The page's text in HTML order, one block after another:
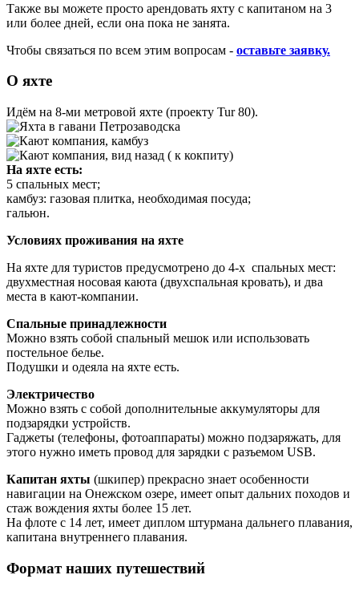
Также вы можете просто арендовать яхту с капитаном на 3
или более дней, если она пока не занята.
Чтобы связаться по всем этим вопросам - оставьте заявку.
О яхте
Идём на 8-ми метровой яхте (проекту Tur 80).
На яхте есть:
5 спальных мест;
камбуз: газовая плитка, необходимая посуда;
гальюн.
Условиях проживания на яхте
На яхте для туристов предусмотрено до 4-х спальных мест:
двухместная носовая каюта (двухспальная кровать), и два
места в кают-компании.
Спальные принадлежности
Можно взять собой спальный мешок или использовать
постельное белье.
Подушки и одеяла на яхте есть.
Электричество
Можно взять с собой дополнительные аккумуляторы для
подзарядки устройств.
Гаджеты (телефоны, фотоаппараты) можно подзаряжать, для
этого нужно иметь провод для зарядки с разъемом USB.
Капитан яхты (шкипер) прекрасно знает особенности
навигации на Онежском озере, имеет опыт дальних походов и
стаж вождения яхты более 15 лет.
На флоте с 14 лет, имеет диплом штурмана дальнего плавания,
капитана внутреннего плавания.
Формат наших путешествий